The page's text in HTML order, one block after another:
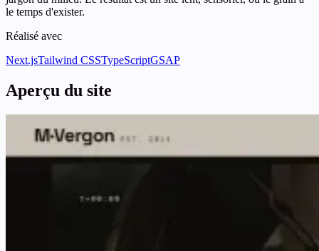
le temps d'exister.
Réalisé avec
Next.jsTailwind CSSTypeScriptGSAP
Aperçu du site